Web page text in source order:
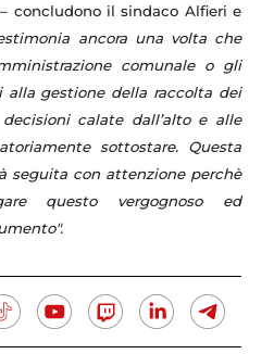
concludono il sindaco Alfieri e
ancora una volta che
comunale o gli
gestione della raccolta dei
calate dall’alto e alle
sottostare. Questa
seguita con attenzione perchè
questo vergognoso ed